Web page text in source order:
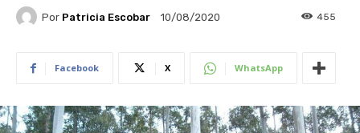
Por Patricia Escobar 10/08/2020 455
Facebook X WhatsApp